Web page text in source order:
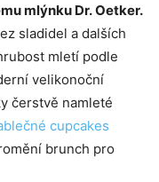
mlýnku Dr. Oetker.
sladidel a dalších
mletí podle
velikonoční
čerstvě namleté
cupcakes
brunch pro